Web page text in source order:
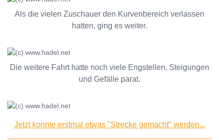
Als die vielen Zuschauer den Kurvenbereich verlassen
hatten, ging es weiter.
Die weitere Fahrt hatte noch viele Engstellen, Steigungen
und Gefälle parat.
Jetzt konnte erstmal etwas "Strecke gemacht" werden...